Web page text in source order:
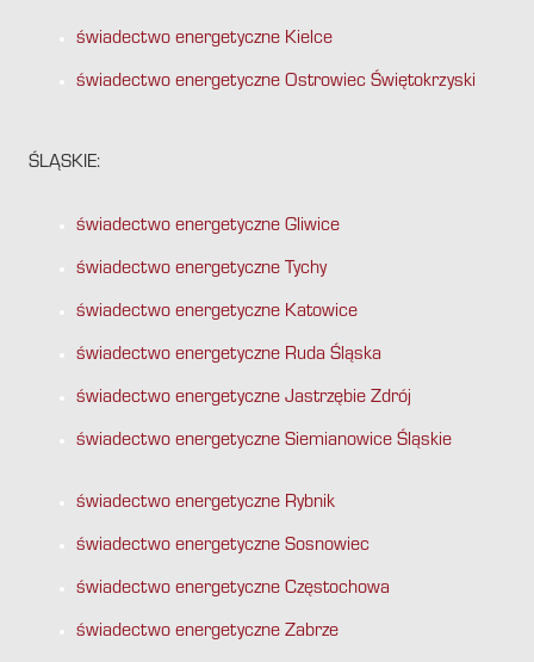
świadectwo energetyczne Kielce
świadectwo energetyczne Ostrowiec Świętokrzyski
ŚLĄSKIE:
świadectwo energetyczne Gliwice
świadectwo energetyczne Tychy
świadectwo energetyczne Katowice
świadectwo energetyczne Ruda Śląska
świadectwo energetyczne Jastrzębie Zdrój
świadectwo energetyczne Siemianowice Śląskie
świadectwo energetyczne Rybnik
świadectwo energetyczne Sosnowiec
świadectwo energetyczne Częstochowa
świadectwo energetyczne Zabrze